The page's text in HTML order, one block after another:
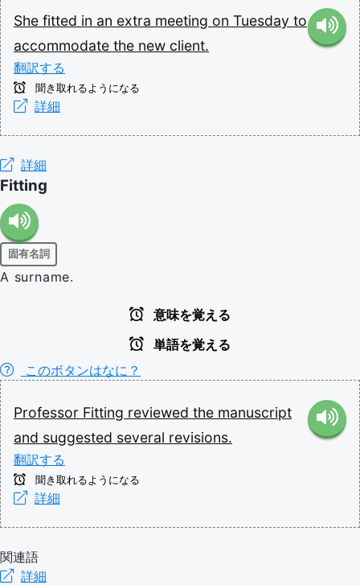
She fitted in an extra meeting on Tuesday to
accommodate the new client.
翻訳する
聞き取れるようになる
詳細
詳細
Fitting
固有名詞
A surname.
意味を覚える
単語を覚える
このボタンはなに？
Professor Fitting reviewed the manuscript
and suggested several revisions.
翻訳する
聞き取れるようになる
詳細
関連語
詳細